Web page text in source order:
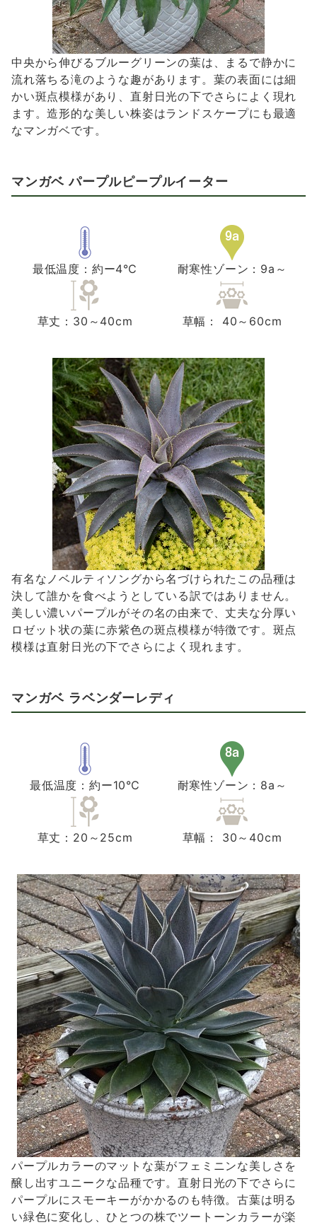
中央から伸びるブルーグリーンの葉は、まるで静かに
流れ落ちる滝のような趣があります。葉の表面には細
かい斑点模様があり、直射日光の下でさらによく現れ
ます。造形的な美しい株姿はランドスケープにも最適
なマンガベです。
マンガベ パープルピープルイーター
最低温度：約ー4℃ 耐寒性ゾーン：9a～
草丈：30～40cm 草幅： 40～60cm
有名なノベルティソングから名づけられたこの品種は
決して誰かを食べようとしている訳ではありません。
美しい濃いパープルがその名の由来で、丈夫な分厚い
ロゼット状の葉に赤紫色の斑点模様が特徴です。斑点
模様は直射日光の下でさらによく現れます。
マンガベ ラベンダーレディ
最低温度：約ー10℃ 耐寒性ゾーン：8a～
草丈：20～25cm 草幅： 30～40cm
パープルカラーのマットな葉がフェミニンな美しさを
醸し出すユニークな品種です。直射日光の下でさらに
パープルにスモーキーがかかるのも特徴。古葉は明る
い緑色に変化し、ひとつの株でツートーンカラーが楽